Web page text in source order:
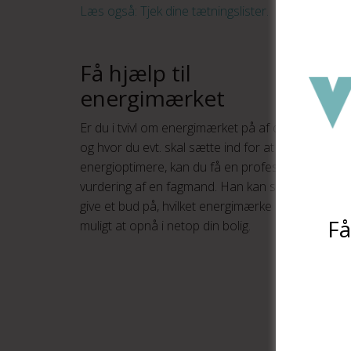
Læs også: Tjek dine tætningslister.
Få hjælp til
energimærket
Er du i tvivl om energimærket på af dit hus,
og hvor du evt. skal sætte ind for at
energioptimere, kan du få en professionel
vurdering af en fagmand. Han kan samtidig
give et bud på, hvilket energimærke det er
muligt at opnå i netop din bolig.